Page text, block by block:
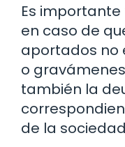
Es
en caso de
aportados no
o
también la
de la